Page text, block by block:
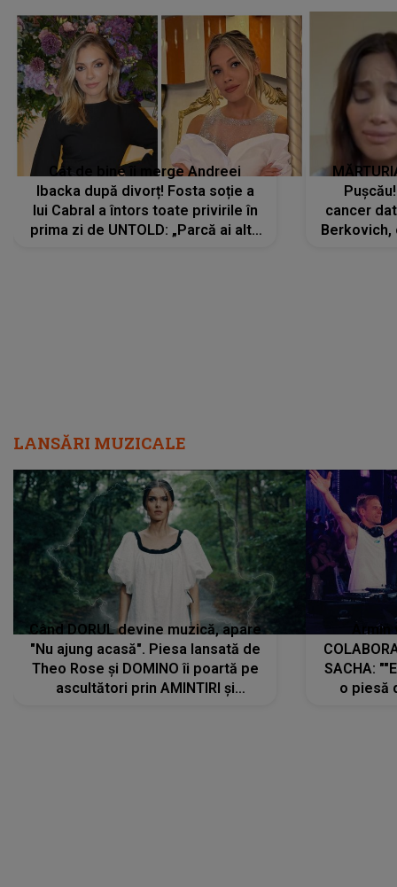
Cât de bine îi merge Andreei
Ibacka după divorț! Fosta soție a
lui Cabral a întors toate privirile în
prima zi de UNTOLD: „Parcă ai altă
cancer
Berkovich,
LANSĂRI MUZICALE
Când DORUL devine muzică, apare
"Nu ajung acasă". Piesa lansată de
Theo Rose și DOMINO îi poartă pe
ascultători prin AMINTIRI și
SACHA:
o piesă